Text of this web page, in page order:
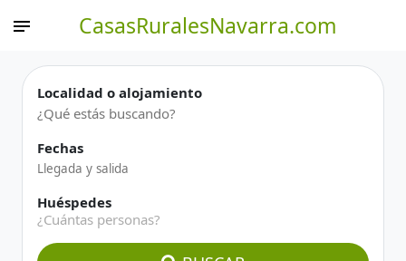
CasasRuralesNavarra.com
Localidad o alojamiento
Fechas
Huéspedes
¿Cuántas personas?